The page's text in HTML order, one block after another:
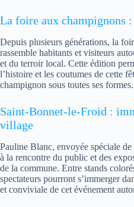
La foire aux champignons
Depuis plusieurs générations, la
rassemble habitants et visiteurs
et du terroir local. Cette édition
l’histoire et les coutumes de cette
champignon sous toutes ses formes.
Saint-Bonnet-le-Froid :
village
Pauline Blanc, envoyée spéciale
à la rencontre du public et des
de la commune. Entre stands
spectateurs pourront s’immerger
et conviviale de cet événement